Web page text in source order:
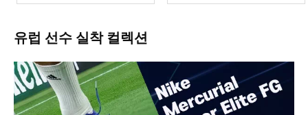
유럽 선수 실착 컬렉션